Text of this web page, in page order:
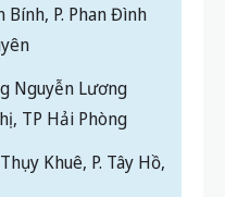
Bính, P. Phan Đình
Nguyễn Lương
TP Hải Phòng
Khuê, P. Tây Hồ,